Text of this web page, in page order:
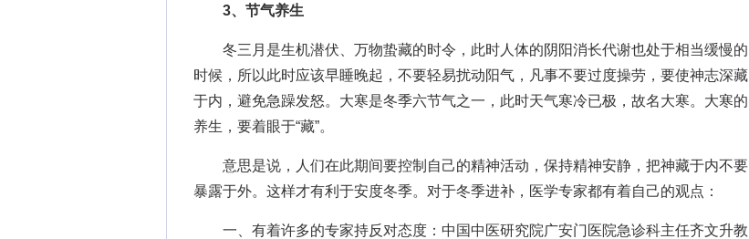
3、节气养生
冬三月是生机潜伏、万物蛰藏的时令，此时人体的阴阳消长代谢也处于相当缓慢的
时候，所以此时应该早睡晚起，不要轻易扰动阳气，凡事不要过度操劳，要使神志深藏
于内，避免急躁发怒。大寒是冬季六节气之一，此时天气寒冷已极，故名大寒。大寒的
养生，要着眼于“藏”。
意思是说，人们在此期间要控制自己的精神活动，保持精神安静，把神藏于内不要
暴露于外。这样才有利于安度冬季。对于冬季进补，医学专家都有着自己的观点：
一、有着许多的专家持反对态度：中国中医研究院广安门医院急诊科主任齐文升教